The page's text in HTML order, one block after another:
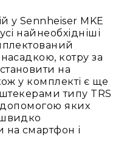
у Sennheiser MKE
найнеобхідніші
котру за
на
у комплекті є ще
штекерами типу TRS
допомогою яких
на смартфон і